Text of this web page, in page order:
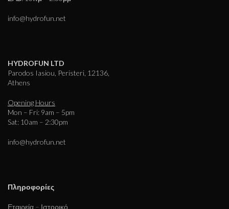
info@hydrofun.net
HYDROFUN LTD
Parodos Iasiou, Peristeri, 12136,
Athens
Opening Hours
Mon – Fri: 9am – 5pm
Sat: 10am – 2:30pm
info@hydrofun.net
Πληροφορίες
Εταιρεία – Ιστορικό